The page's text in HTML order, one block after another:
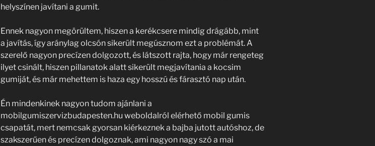
helyszínen javítani a gumit.
Ennek nagyon megörültem, hiszen a kerékcsere mindig drágább, mint
a javítás, így aránylag olcsón sikerült megúsznom ezt a problémát. A
szerelő nagyon precízen dolgozott, és látszott rajta, hogy már rengeteg
ilyet csinált, hiszen pillanatok alatt sikerült megjavítania a kocsim
gumiját, és már mehettem is haza egy hosszú és fárasztó nap után.
Én mindenkinek nagyon tudom ajánlani a
mobilgumiszervizbudapesten.hu weboldalról elérhető mobil gumis
csapatát, mert nemcsak gyorsan kiérkeznek a bajba jutott autóshoz, de
szakszerűen és precízen dolgoznak, ami nagyon nagy szó a mai